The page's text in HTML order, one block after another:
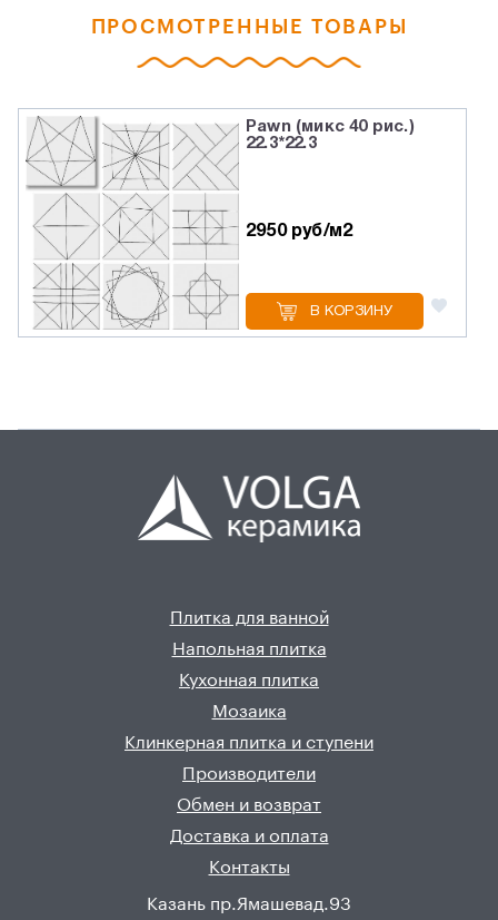
ПРОСМОТРЕННЫЕ ТОВАРЫ
Pawn (микс 40 рис.)
22.3*22.3
2950 руб/м2
В КОРЗИНУ
Плитка для ванной
Напольная плитка
Кухонная плитка
Мозаика
Клинкерная плитка и ступени
Производители
Обмен и возврат
Доставка и оплата
Контакты
Казань пр.Ямашевад.93